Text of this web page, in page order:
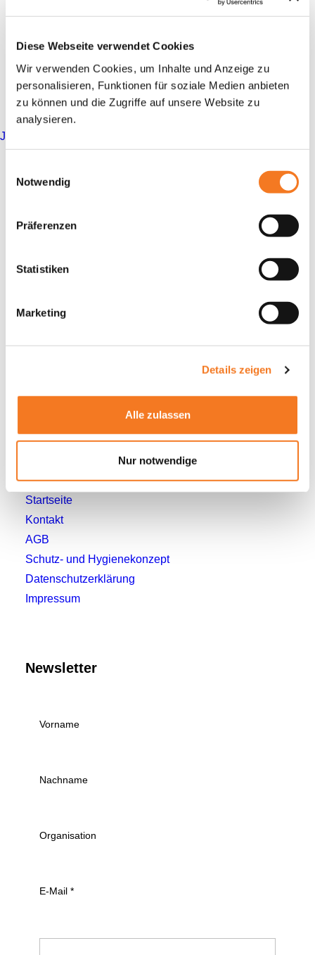
Diese Webseite verwendet Cookies
Wir verwenden Cookies, um Inhalte und Anzeige zu
personalisieren, Funktionen für soziale Medien anbieten
zu können und die Zugriffe auf unsere Website zu
analysieren.
Notwendig
Präferenzen
Statistiken
Marketing
Details zeigen
Alle zulassen
Nur notwendige
Förderprogramme
Förderprogramme
PRAKTIKUM
Förderprogramme
JUGENDLICHE IN MASSNAHMEN DER J
UGENDBERUFSHILFE
Förderprogramme
Förderprogramme
SOG. BILDUNGSBENACHTEILIGTE JUGENDLICHE
KONTAKT
Alle
T. +49 (0) 209 155 10 0
Anfahrt
Anfahrt auf Google Maps planen
Startseite
Kontakt
AGB
Schutz- und Hygienekonzept
Datenschutzerklärung
Impressum
Newsletter
Vorname
Nachname
Organisation
E-Mail *